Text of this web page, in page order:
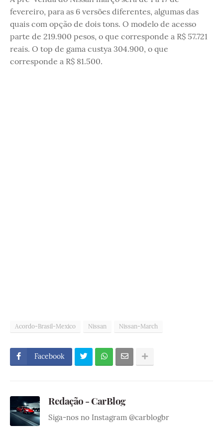
fevereiro, para as 6 versões diferentes, algumas das
quais com opção de dois tons. O modelo de acesso
parte de 219.900 pesos, o que corresponde a R$ 57.721
reais. O top de gama custya 304.900, o que
corresponde a R$ 81.500.
Acordo-Brasil-Mexico Nissan Nissan-March
Facebook
Redação - CarBlog
Siga-nos no Instagram @carblogbr